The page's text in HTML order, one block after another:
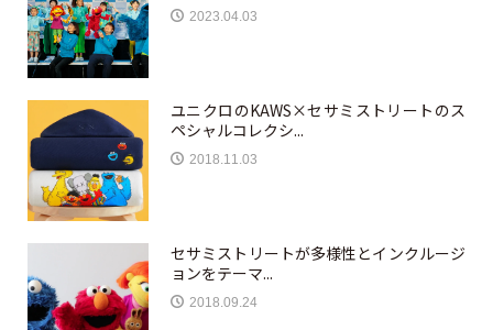
2023.04.03
ユニクロのKAWS×セサミストリートのス
ペシャルコレクシ...
2018.11.03
セサミストリートが多様性とインクルージ
ョンをテーマ...
2018.09.24